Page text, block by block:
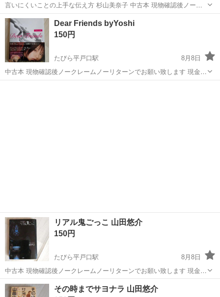
言いにくいことの上手な伝え方 杉山美奈子 中古本 現物確認後ノーク
レームノーリターンでお願い致します 現金のみ
長崎 平戸市
Dear Friends byYoshi
150円
たびら平戸口駅
8月8日
中古本 現物確認後ノークレームノーリターンでお願い致します 現金の
み
リアル鬼ごっこ 山田悠介
150円
たびら平戸口駅
8月8日
中古本 現物確認後ノークレームノーリターンでお願い致します 現金の
み長崎 平戸市 たびら平戸口駅 文芸
その時までサヨナラ 山田悠介